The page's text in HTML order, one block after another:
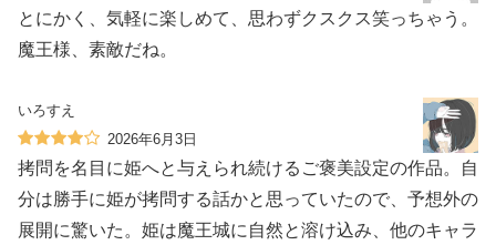
とにかく、気軽に楽しめて、思わずクスクス笑っちゃう。
魔王様、素敵だね。
いろすえ
2026年6月3日
拷問を名目に姫へと与えられ続けるご褒美設定の作品。自
分は勝手に姫が拷問する話かと思っていたので、予想外の
展開に驚いた。姫は魔王城に自然と溶け込み、他のキャラ